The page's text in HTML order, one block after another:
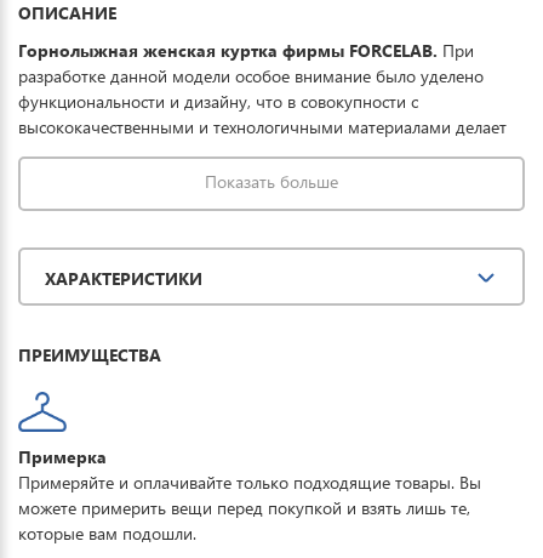
ОПИСАНИЕ
Горнолыжная женская куртка фирмы FORCELAB. При
разработке данной модели особое внимание было уделено
функциональности и дизайну, что в совокупности с
высококачественными и технологичными материалами делает
данную куртку отличным выбором для комфортного отдыха в
горах и на прогулке. Ткань обработана водоотталкивающей
пропиткой снаружи и антибактериальной внутри.
защиту при мокром снеге или ледяном дожде и оперативно
отводит влагу от тела наружу, сохраняя тепло и комфорт. Купить
горнолыжную куртку женскую FORCELAB можно для
Показать больше
ХАРАКТЕРИСТИКИ
ПРЕИМУЩЕСТВА
Примерка
Примеряйте и оплачивайте только подходящие товары. Вы
можете примерить вещи перед покупкой и взять лишь те,
которые вам подошли.